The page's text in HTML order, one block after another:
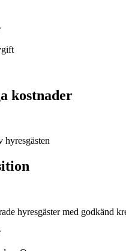
kostnader
hyresgästen
hyresgäster med godkänd